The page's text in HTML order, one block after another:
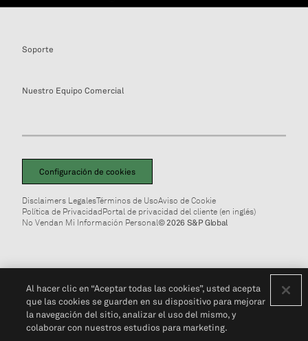
Soporte
Nuestro Equipo Comercial
Configuración de cookies
Disclaimers LegalesTérminos de UsoAviso de Cookie
Política de PrivacidadPortal de privacidad del cliente (en inglés)
No Vendan Mi Información Personal© 2026 S&P Global
Al hacer clic en “Aceptar todas las cookies”, usted acepta
que las cookies se guarden en su dispositivo para mejorar
la navegación del sitio, analizar el uso del mismo, y
colaborar con nuestros estudios para marketing.